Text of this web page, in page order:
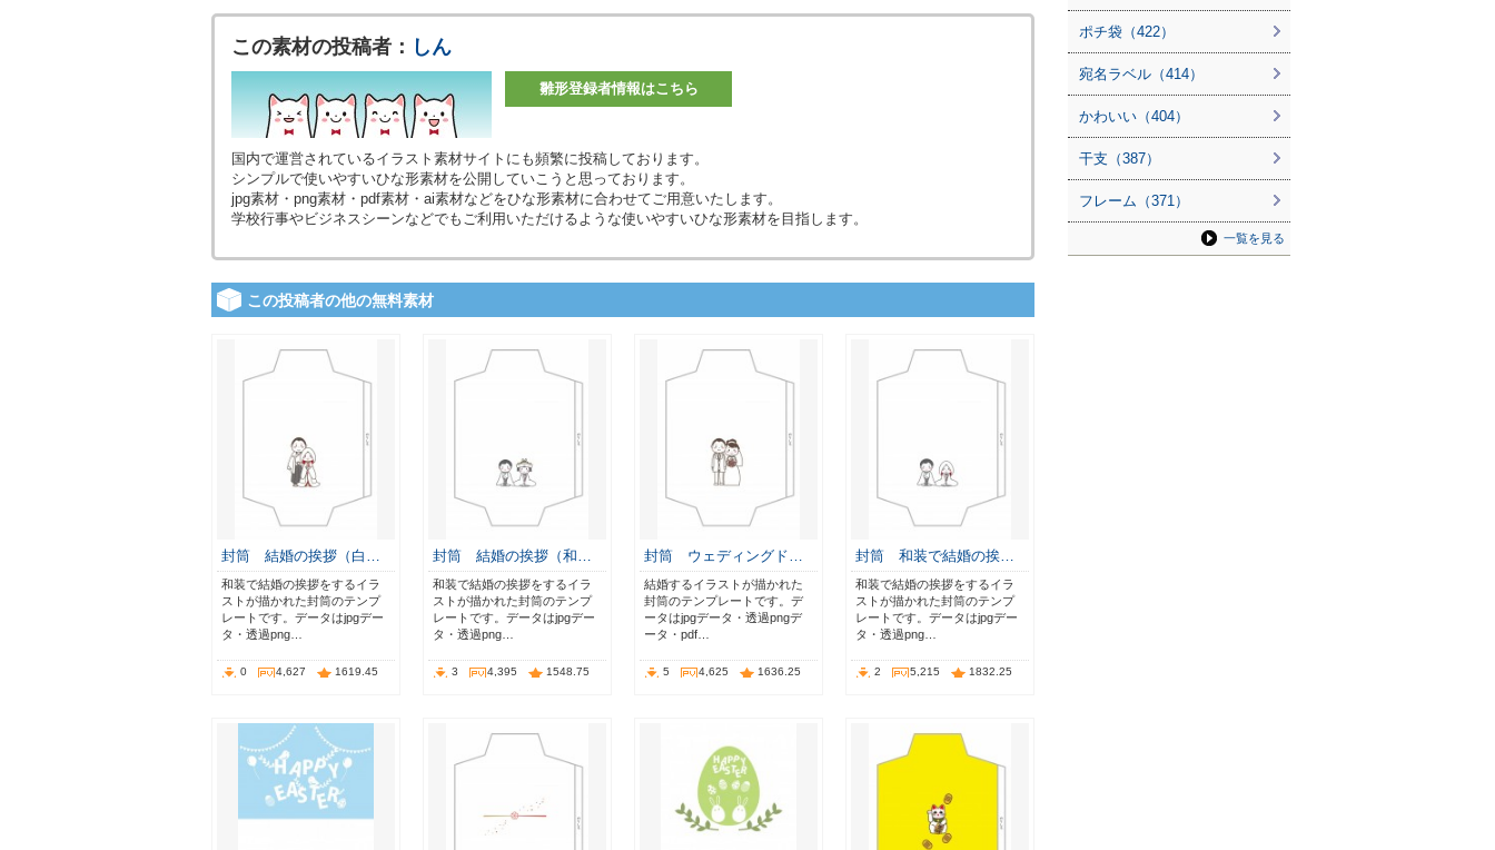
この素材の投稿者： しん
雛形登録者情報はこちら
国内で運営されているイラスト素材サイトにも頻繁に投稿しております。
シンプルで使いやすいひな形素材を公開していこうと思っております。
jpg素材・png素材・pdf素材・ai素材などをひな形素材に合わせてご用意いたします。
学校行事やビジネスシーンなどでもご利用いただけるような使いやすいひな形素材を目指します。
この投稿者の他の無料素材
封筒 結婚の挨拶（白…
和装で結婚の挨拶をするイラ
ストが描かれた封筒のテンプ
レートです。データはjpgデー
タ・透過png…
0 4,627 1619.45
封筒 結婚の挨拶（和…
和装で結婚の挨拶をするイラ
ストが描かれた封筒のテンプ
レートです。データはjpgデー
タ・透過png…
3 4,395 1548.75
封筒 ウェディングド…
結婚するイラストが描かれた
封筒のテンプレートです。デ
ータはjpgデータ・透過pngデ
ータ・pdf…
5 4,625 1636.25
封筒 和装で結婚の挨…
和装で結婚の挨拶をするイラ
ストが描かれた封筒のテンプ
レートです。データはjpgデー
タ・透過png…
2 5,215 1832.25
ポチ袋（422）
宛名ラベル（414）
かわいい（404）
干支（387）
フレーム（371）
一覧を見る